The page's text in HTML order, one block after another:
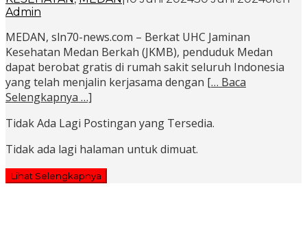
Admin
MEDAN, sln70-news.com – Berkat UHC Jaminan
Kesehatan Medan Berkah (JKMB), penduduk Medan
dapat berobat gratis di rumah sakit seluruh Indonesia
yang telah menjalin kerjasama dengan [… Baca
Selengkapnya …]
Tidak Ada Lagi Postingan yang Tersedia.
Tidak ada lagi halaman untuk dimuat.
Lihat Selengkapnya